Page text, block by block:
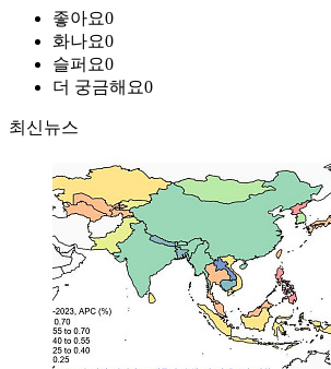
좋아요0
화나요0
슬퍼요0
더 궁금해요0
최신뉴스